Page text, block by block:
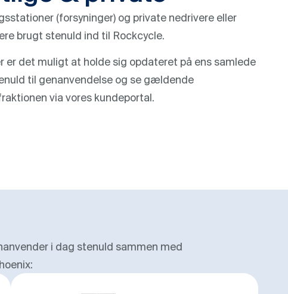
(forsyninger) og private nedrivere eller
brugt stenuld ind til Rockcycle.
er det muligt at holde sig opdateret på ens samlede
til genanvendelse og se gældende
via vores kundeportal.
i dag stenuld sammen med